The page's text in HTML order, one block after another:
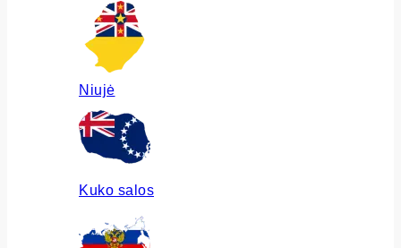
Niujė
Kuko salos